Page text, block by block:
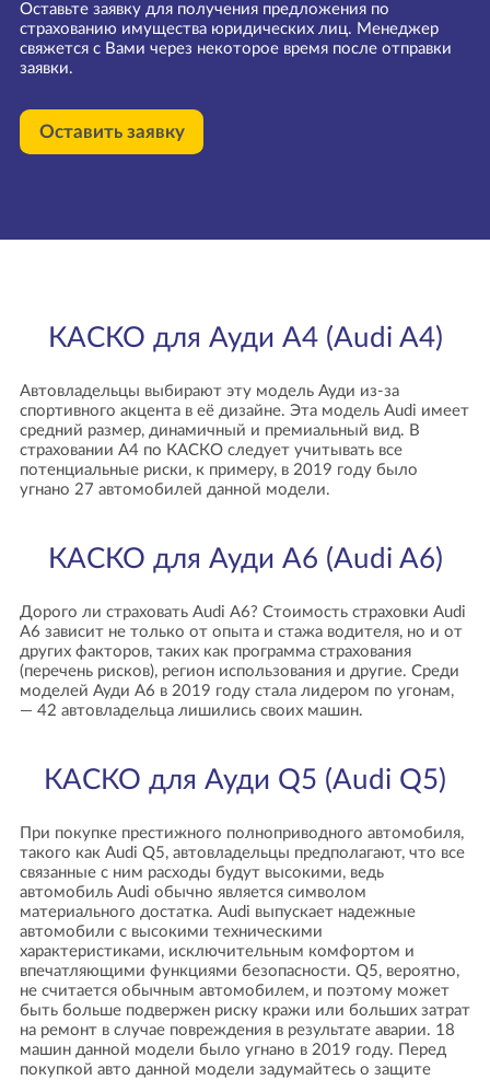
Оставьте заявку для получения предложения по
страхованию имущества юридических лиц. Менеджер
свяжется с Вами через некоторое время после отправки
заявки.
Оставить заявку
КАСКО для Ауди А4 (Audi A4)
Автовладельцы выбирают эту модель Ауди из-за
спортивного акцента в её дизайне. Эта модель Audi имеет
средний размер, динамичный и премиальный вид. В
страховании А4 по КАСКО следует учитывать все
потенциальные риски, к примеру, в 2019 году было
угнано 27 автомобилей данной модели.
КАСКО для Ауди А6 (Audi A6)
Дорого ли страховать Audi A6? Стоимость страховки Audi
A6 зависит не только от опыта и стажа водителя, но и от
других факторов, таких как программа страхования
(перечень рисков), регион использования и другие. Среди
моделей Ауди А6 в 2019 году стала лидером по угонам,
— 42 автовладельца лишились своих машин.
КАСКО для Ауди Q5 (Audi Q5)
При покупке престижного полноприводного автомобиля,
такого как Audi Q5, автовладельцы предполагают, что все
связанные с ним расходы будут высокими, ведь
автомобиль Audi обычно является символом
материального достатка. Audi выпускает надежные
автомобили с высокими техническими
характеристиками, исключительным комфортом и
впечатляющими функциями безопасности. Q5, вероятно,
не считается обычным автомобилем, и поэтому может
быть больше подвержен риску кражи или больших затрат
на ремонт в случае повреждения в результате аварии. 18
машин данной модели было угнано в 2019 году. Перед
покупкой авто данной модели задумайтесь о защите